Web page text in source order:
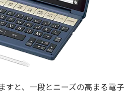
すと、一段とニーズの高まる電子